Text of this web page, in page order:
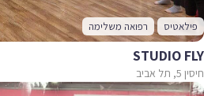
פילאטיס רפואה משלימה
STUDIO FLY
חיסין 5, תל אביב